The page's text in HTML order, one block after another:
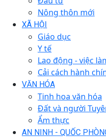
Nông thôn mới
XÃ HỘI
Giáo dục
Y tế
Lao động - việc
Cải cách hành
VĂN HÓA
Tinh hoa văn hóa
Đất và người
Ẩm thực
AN NINH - QUỐC